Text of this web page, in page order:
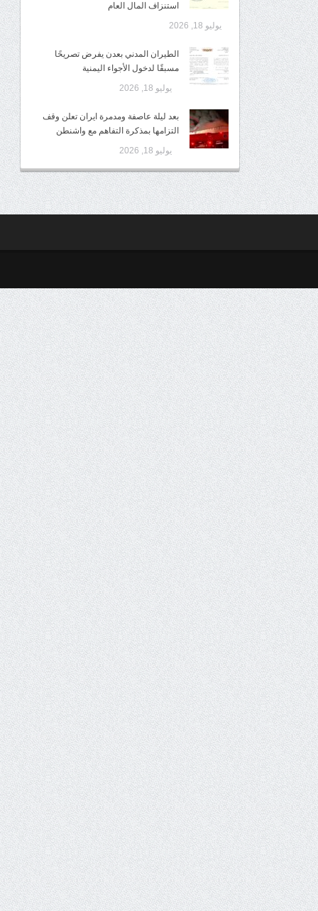
استنزاف المال العام
يوليو 18, 2026
الطيران المدني بعدن يفرض تصريحًا
مسبقًا لدخول الأجواء اليمنية
يوليو 18, 2026
بعد ليلة عاصفة ومدمرة ايران تعلن وقف
التزامها بمذكرة التفاهم مع واشنطن
يوليو 18, 2026